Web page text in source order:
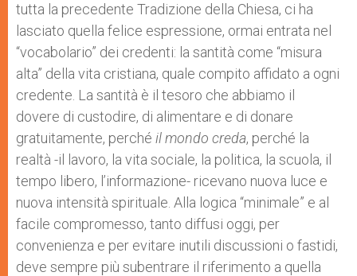
tutta la precedente Tradizione della Chiesa, ci ha
lasciato quella felice espressione, ormai entrata nel
“vocabolario” dei credenti: la santità come “misura
alta” della vita cristiana, quale compito affidato a ogni
credente. La santità è il tesoro che abbiamo il
dovere di custodire, di alimentare e di donare
gratuitamente, perché il mondo creda, perché la
realtà -il lavoro, la vita sociale, la politica, la scuola, il
tempo libero, l’informazione- ricevano nuova luce e
nuova intensità spirituale. Alla logica “minimale” e al
facile compromesso, tanto diffusi oggi, per
convenienza e per evitare inutili discussioni o fastidi,
deve sempre più subentrare il riferimento a quella